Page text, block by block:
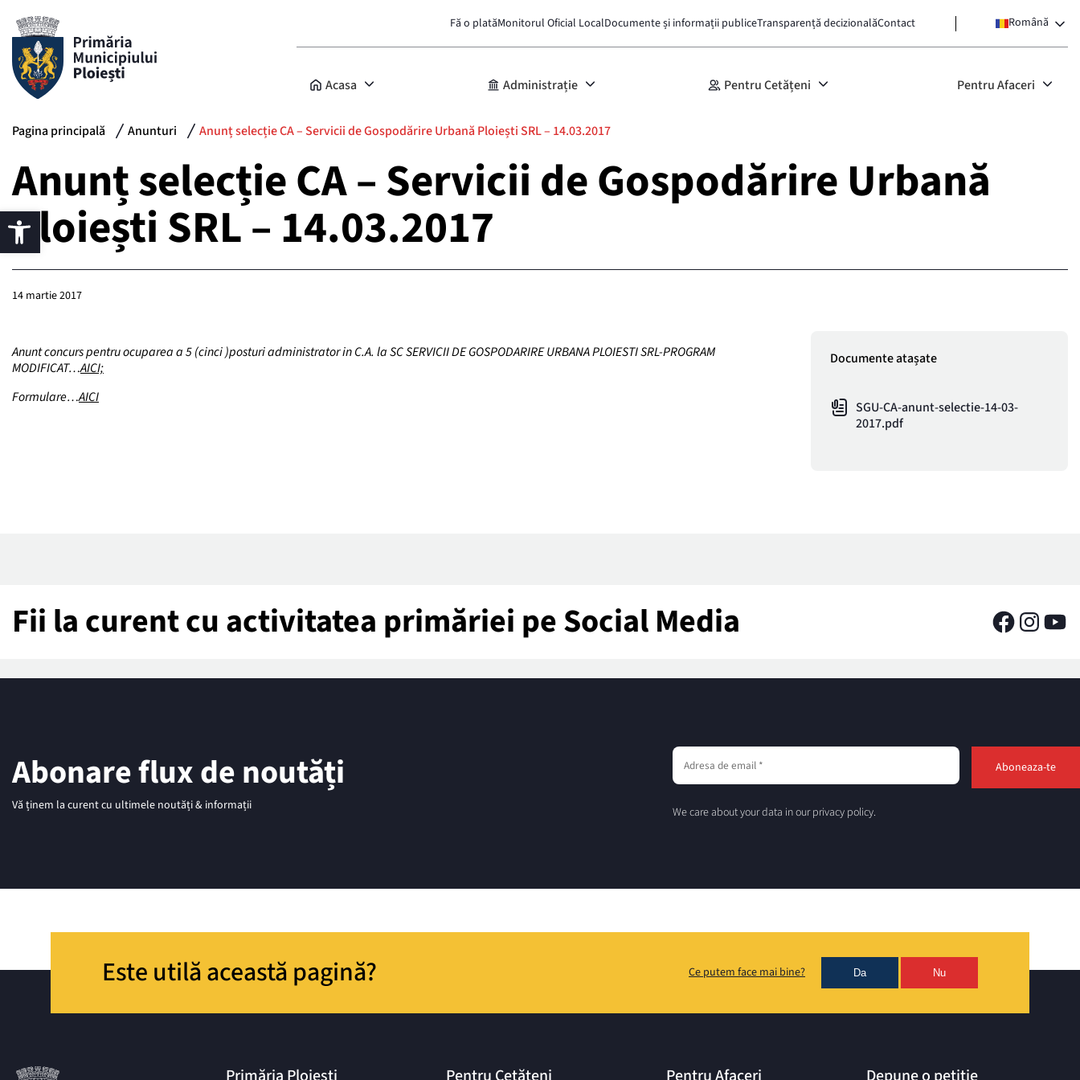
Fă o platăMonitorul Oficial LocalDocumente și informații publiceTransparență decizionalăContact Română
Acasa Administrație Pentru Cetățeni Pentru Afaceri
Pagina principală Anunturi Anunț selecție CA – Servicii de Gospodărire Urbană Ploiești SRL – 14.03.2017
Anunț selecție CA – Servicii de Gospodărire Urbană
Ploiești SRL – 14.03.2017
14 martie 2017
Anunt concurs pentru ocuparea a 5 (cinci )posturi administrator in C.A. la SC SERVICII DE GOSPODARIRE URBANA PLOIESTI SRL-PROGRAM
MODIFICAT…AICI;
Formulare…AICI
Documente atașate
SGU-CA-anunt-selectie-14-03-
2017.pdf
Fii la curent cu activitatea primăriei pe Social Media
Abonare flux de noutăți
Vă ținem la curent cu ultimele noutăți & informații We care about your data in our privacy policy.
Este utilă această pagină? Ce putem face mai bine? Da Nu